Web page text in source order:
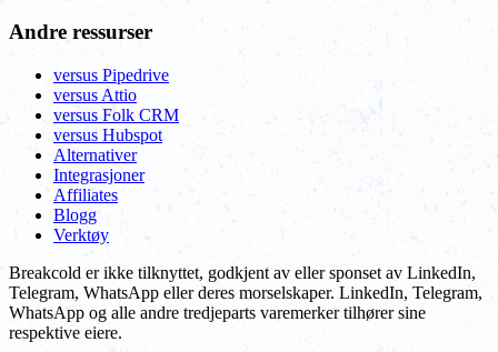
Andre ressurser
versus Pipedrive
versus Attio
versus Folk CRM
versus Hubspot
Alternativer
Integrasjoner
Affiliates
Blogg
Verktøy
Breakcold er ikke tilknyttet, godkjent av eller sponset av LinkedIn,
Telegram, WhatsApp eller deres morselskaper. LinkedIn, Telegram,
WhatsApp og alle andre tredjeparts varemerker tilhører sine
respektive eiere.